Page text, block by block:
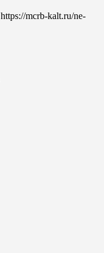
https://mcrb-kalt.ru/ne-